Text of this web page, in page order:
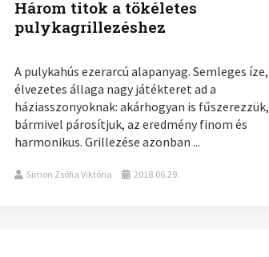
Három titok a tökéletes
pulykagrillezéshez
A pulykahús ezerarcú alapanyag. Semleges íze,
élvezetes állaga nagy játékteret ad a
háziasszonyoknak: akárhogyan is fűszerezzük,
bármivel párosítjuk, az eredmény finom és
harmonikus. Grillezése azonban ...
Simon Zsófia Viktória 2018.06.29.